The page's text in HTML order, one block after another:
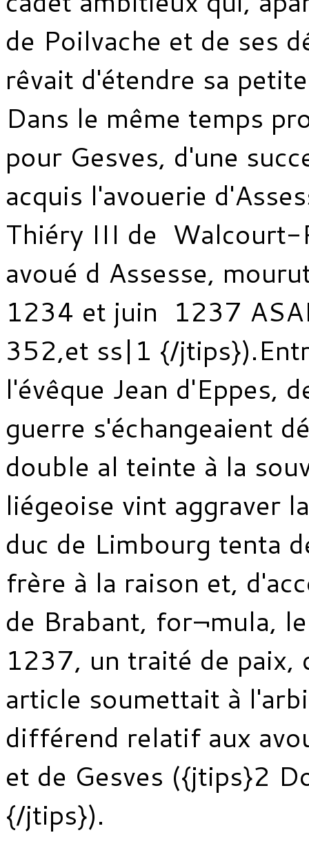
de Poilvache et de ses
rêvait d'étendre sa
Dans le même temps
pour Gesves, d'une
acquis l'avouerie
Thiéry III de Walcourt-
avoué d Assesse,
1234 et juin 1237
352,et ss|1 {/
l'évêque Jean d'Eppes,
guerre s'échangeaient
double al teinte à la
liégeoise vint aggraver
duc de Limbourg tenta
frère à la raison et,
de Brabant, for¬mula,
1237, un traité de paix,
article soumettait à
différend relatif aux
et de Gesves ({jtips}2
{/jtips}).